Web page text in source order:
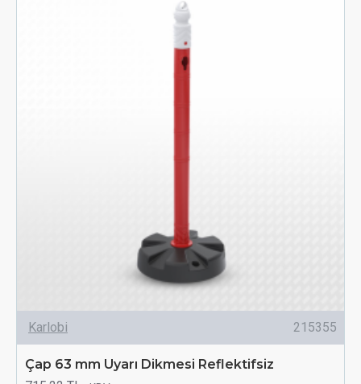
Karlobi 215355
Çap 63 mm Uyarı Dikmesi Reflektifsiz